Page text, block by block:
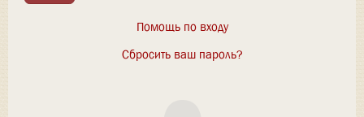
Помощь по входу
Сбросить ваш пароль?